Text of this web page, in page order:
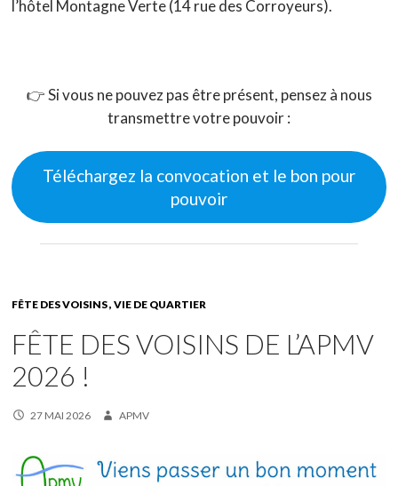
l’hôtel Montagne Verte (14 rue des Corroyeurs).
👉 Si vous ne pouvez pas être présent, pensez à nous
transmettre votre pouvoir :
Téléchargez la convocation et le bon pour
pouvoir
FÊTE DES VOISINS VIE DE QUARTIER
FÊTE DES VOISINS DE L’APMV
2026 !
27 MAI 2026 APMV